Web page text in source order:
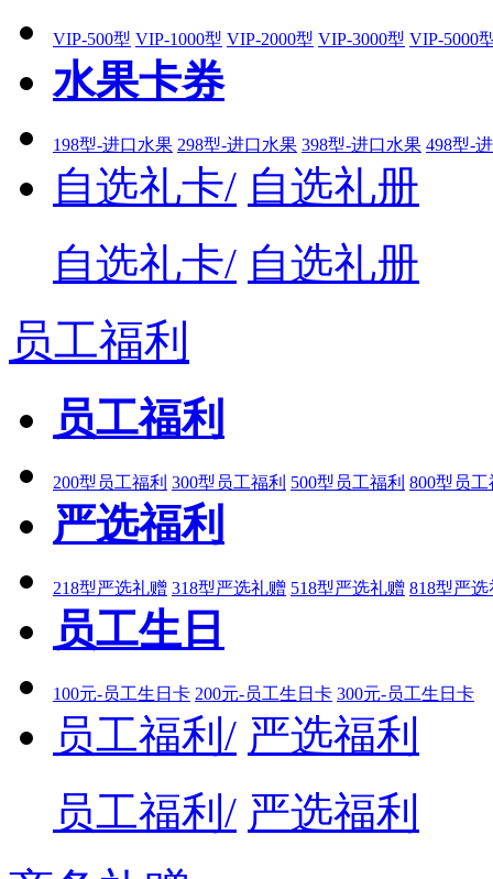
VIP-500型 VIP-1000型 VIP-2000型 VIP-3000型 VIP-5000
水果卡券
198型-进口水果 298型-进口水果 398型-进口水果 498型-
自选礼卡/ 自选礼册
自选礼卡/ 自选礼册
员工福利
员工福利
200型员工福利 300型员工福利 500型员工福利 800型员工
严选福利
218型严选礼赠 318型严选礼赠 518型严选礼赠 818型严选
员工生日
100元-员工生日卡 200元-员工生日卡 300元-员工生日卡
员工福利/ 严选福利
员工福利/ 严选福利